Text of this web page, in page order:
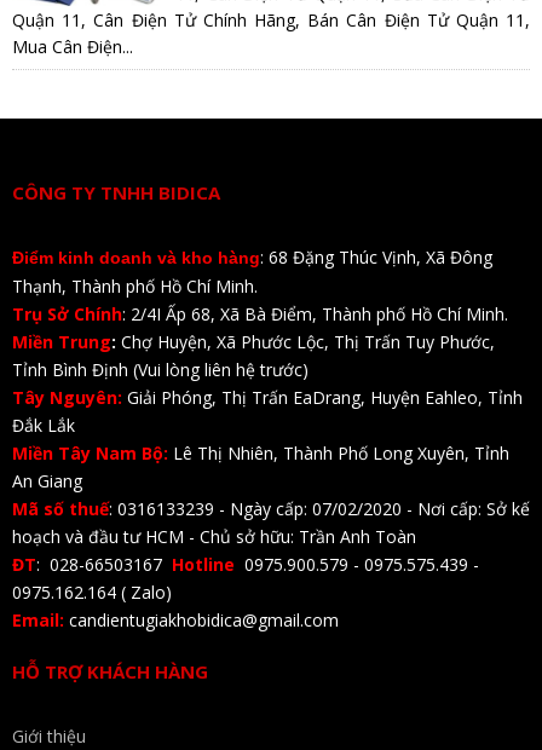
Quận 11, Cân Điện Tử Chính Hãng, Bán Cân Điện Tử Quận 11,
Mua Cân Điện...
CÔNG TY TNHH BIDICA
Điểm kinh doanh và kho hàng: 68 Đặng Thúc Vịnh, Xã Đông
Thạnh, Thành phố Hồ Chí Minh.
Trụ Sở Chính: 2/4I Ấp 68, Xã Bà Điểm, Thành phố Hồ Chí Minh.
Miền Trung: Chợ Huyện, Xã Phước Lộc, Thị Trấn Tuy Phước,
Tỉnh Bình Định (Vui lòng liên hệ trước)
Tây Nguyên: Giải Phóng, Thị Trấn EaDrang, Huyện Eahleo, Tỉnh
Đắk Lắk
Miền Tây Nam Bộ: Lê Thị Nhiên, Thành Phố Long Xuyên, Tỉnh
An Giang
Mã số thuế: 0316133239 - Ngày cấp: 07/02/2020 - Nơi cấp: Sở kế
hoạch và đầu tư HCM - Chủ sở hữu: Trần Anh Toàn
ĐT: 028-66503167 Hotline 0975.900.579 - 0975.575.439 -
0975.162.164 ( Zalo)
Email: candientugiakhobidica@gmail.com
HỖ TRỢ KHÁCH HÀNG
Giới thiệu